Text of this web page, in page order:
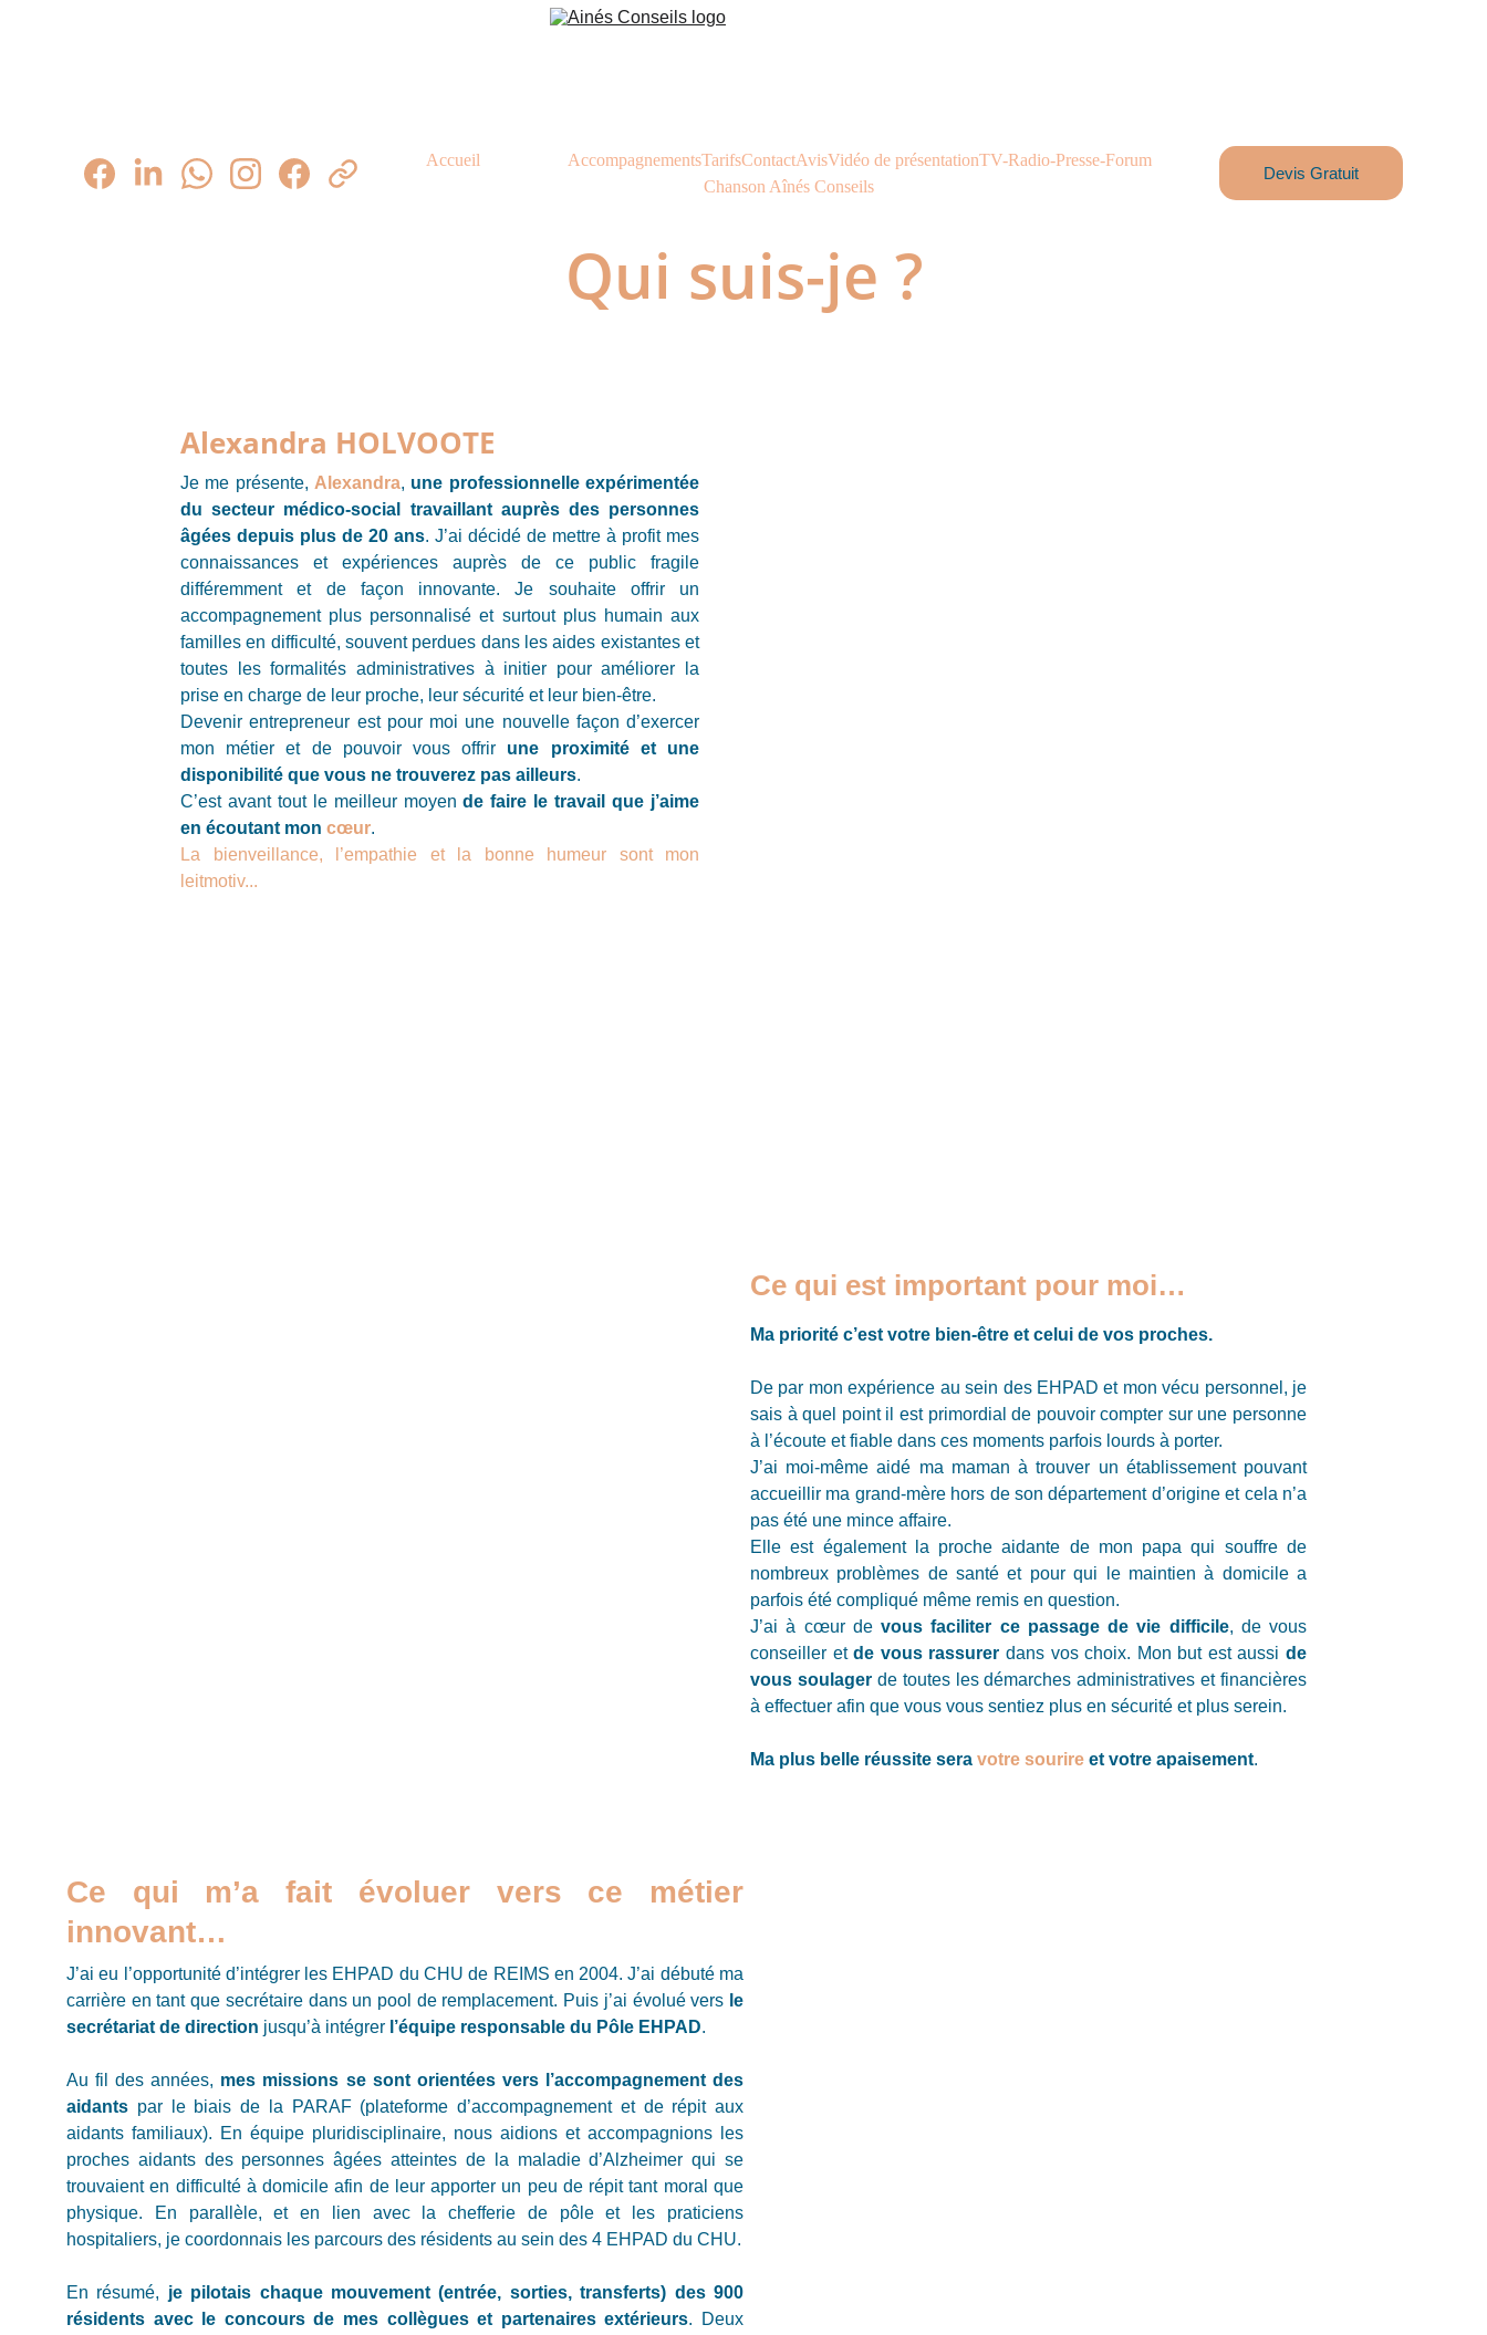
Accueil AccompagnementsTarifsContactAvisVidéo de présentationTV-Radio-Presse-Forum
Chanson Aînés Conseils
Devis Gratuit
Qui suis-je ?
Alexandra HOLVOOTE
Je me présente, Alexandra, une professionnelle expérimentée
du secteur médico-social travaillant auprès des personnes
âgées depuis plus de 20 ans. J’ai décidé de mettre à profit mes
connaissances et expériences auprès de ce public fragile
différemment et de façon innovante. Je souhaite offrir un
accompagnement plus personnalisé et surtout plus humain aux
familles en difficulté, souvent perdues dans les aides existantes et
toutes les formalités administratives à initier pour améliorer la
prise en charge de leur proche, leur sécurité et leur bien-être.
Devenir entrepreneur est pour moi une nouvelle façon d’exercer
mon métier et de pouvoir vous offrir une proximité et une
disponibilité que vous ne trouverez pas ailleurs.
C’est avant tout le meilleur moyende faire le travail que j’aime
en écoutant mon cœur.
La bienveillance, l’empathie et la bonne humeur sont mon
leitmotiv...
Ce qui est important pour moi…
Ma priorité c’est votre bien-être et celui de vos proches.
De par mon expérience au sein des EHPAD et mon vécu personnel, je
sais à quel point il est primordial de pouvoir compter sur une personne
à l’écoute et fiable dans ces moments parfois lourds à porter.
J’ai moi-même aidé ma maman à trouver un établissement pouvant
accueillir ma grand-mère hors de son département d’origine et cela n’a
pas été une mince affaire.
Elle est également la proche aidante de mon papa qui souffre de
nombreux problèmes de santé et pour qui le maintien à domicile a
parfois été compliqué même remis en question.
J’ai à cœur de vous faciliter ce passage de vie difficile, de vous
conseiller etde vous rassurer dans vos choix. Mon but est ausside
vous soulager de toutes les démarches administratives et financières
à effectuer afin que vous vous sentiez plus en sécurité et plus serein.
Ma plus belle réussite sera votre sourire et votre apaisement.
Ce qui m’a fait évoluer vers ce métier
innovant…
J’ai eu l’opportunité d’intégrer les EHPAD du CHU de REIMS en 2004. J’ai débuté ma
carrière en tant que secrétaire dans un pool de remplacement. Puis j’ai évolué vers le
secrétariat de direction jusqu’à intégrer l’équipe responsable du Pôle EHPAD.
Au fil des années, mes missions se sont orientées vers l’accompagnement des
aidants par le biais de la PARAF (plateforme d’accompagnement et de répit aux
aidants familiaux). En équipe pluridisciplinaire, nous aidions et accompagnions les
proches aidants des personnes âgées atteintes de la maladie d’Alzheimer qui se
trouvaient en difficulté à domicile afin de leur apporter un peu de répit tant moral que
physique. En parallèle, et en lien avec la chefferie de pôle et les praticiens
hospitaliers, je coordonnais les parcours des résidents au sein des 4 EHPAD du CHU.
En résumé, je pilotais chaque mouvement (entrée, sorties, transferts) des 900
résidents avec le concours de mes collègues et partenaires extérieurs. Deux